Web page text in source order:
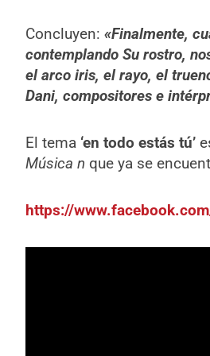
Concluyen: «Finalmente,
contemplando Su rostro,
el arco iris, el rayo, el
Dani, compositores e
El tema ‘en todo estás tú’
Música n que ya se
https://